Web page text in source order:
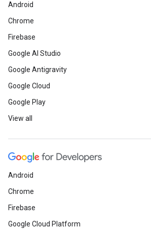
Android
Chrome
Firebase
Google AI Studio
Google Antigravity
Google Cloud
Google Play
View all
Android
Chrome
Firebase
Google Cloud Platform